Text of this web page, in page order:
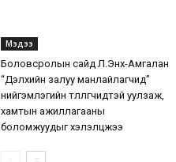
Мэдээ
Боловсролын сайд Л.Энх-Амгалан
“Дэлхийн залуу манлайлагчид”
нийгэмлэгийн төлөөлөгчидтэй уулзаж,
хамтын ажиллагааны
боломжуудыг хэлэлцжээ